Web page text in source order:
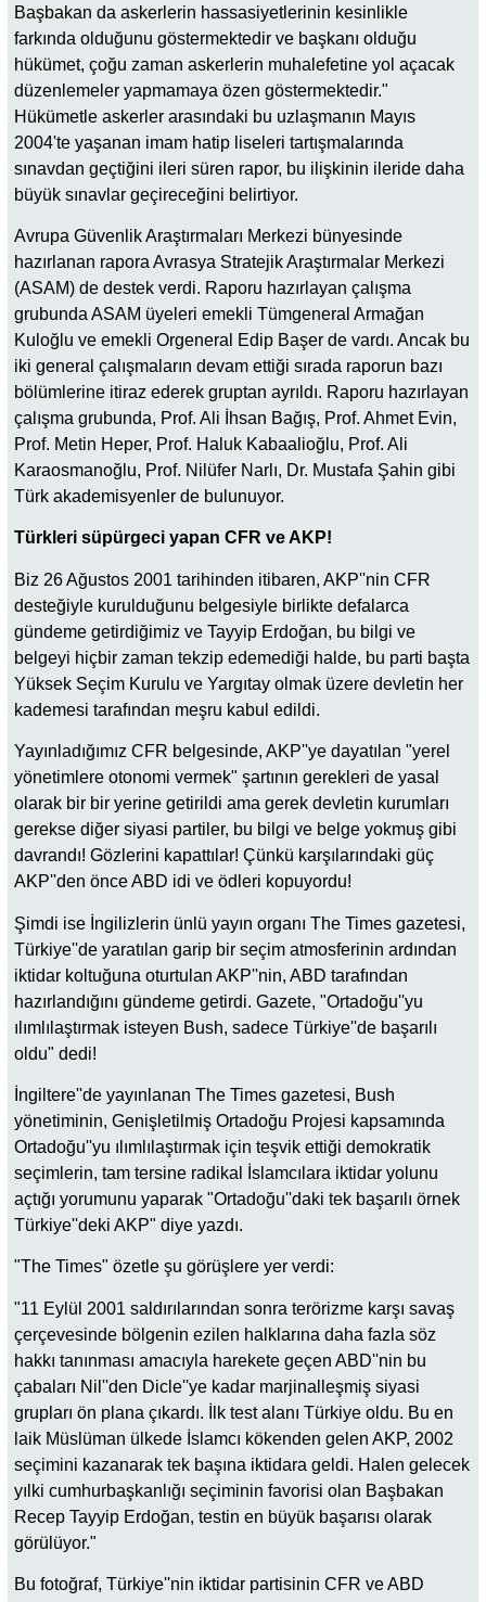
Başbakan da askerlerin hassasiyetlerinin kesinlikle
farkında olduğunu göstermektedir ve başkanı olduğu
hükümet, çoğu zaman askerlerin muhalefetine yol açacak
düzenlemeler yapmamaya özen göstermektedir."
Hükümetle askerler arasındaki bu uzlaşmanın Mayıs
2004'te yaşanan imam hatip liseleri tartışmalarında
sınavdan geçtiğini ileri süren rapor, bu ilişkinin ileride daha
büyük sınavlar geçireceğini belirtiyor.
Avrupa Güvenlik Araştırmaları Merkezi bünyesinde
hazırlanan rapora Avrasya Stratejik Araştırmalar Merkezi
(ASAM) de destek verdi. Raporu hazırlayan çalışma
grubunda ASAM üyeleri emekli Tümgeneral Armağan
Kuloğlu ve emekli Orgeneral Edip Başer de vardı. Ancak bu
iki general çalışmaların devam ettiği sırada raporun bazı
bölümlerine itiraz ederek gruptan ayrıldı. Raporu hazırlayan
çalışma grubunda, Prof. Ali İhsan Bağış, Prof. Ahmet Evin,
Prof. Metin Heper, Prof. Haluk Kabaalioğlu, Prof. Ali
Karaosmanoğlu, Prof. Nilüfer Narlı, Dr. Mustafa Şahin gibi
Türk akademisyenler de bulunuyor.
Türkleri süpürgeci yapan CFR ve AKP!
Biz 26 Ağustos 2001 tarihinden itibaren, AKP''nin CFR
desteğiyle kurulduğunu belgesiyle birlikte defalarca
gündeme getirdiğimiz ve Tayyip Erdoğan, bu bilgi ve
belgeyi hiçbir zaman tekzip edemediği halde, bu parti başta
Yüksek Seçim Kurulu ve Yargıtay olmak üzere devletin her
kademesi tarafından meşru kabul edildi.
Yayınladığımız CFR belgesinde, AKP''ye dayatılan "yerel
yönetimlere otonomi vermek" şartının gerekleri de yasal
olarak bir bir yerine getirildi ama gerek devletin kurumları
gerekse diğer siyasi partiler, bu bilgi ve belge yokmuş gibi
davrandı! Gözlerini kapattılar! Çünkü karşılarındaki güç
AKP''den önce ABD idi ve ödleri kopuyordu!
Şimdi ise İngilizlerin ünlü yayın organı The Times gazetesi,
Türkiye''de yaratılan garip bir seçim atmosferinin ardından
iktidar koltuğuna oturtulan AKP''nin, ABD tarafından
hazırlandığını gündeme getirdi. Gazete, "Ortadoğu''yu
ılımlılaştırmak isteyen Bush, sadece Türkiye''de başarılı
oldu" dedi!
İngiltere''de yayınlanan The Times gazetesi, Bush
yönetiminin, Genişletilmiş Ortadoğu Projesi kapsamında
Ortadoğu''yu ılımlılaştırmak için teşvik ettiği demokratik
seçimlerin, tam tersine radikal İslamcılara iktidar yolunu
açtığı yorumunu yaparak "Ortadoğu''daki tek başarılı örnek
Türkiye''deki AKP" diye yazdı.
"The Times" özetle şu görüşlere yer verdi:
"11 Eylül 2001 saldırılarından sonra terörizme karşı savaş
çerçevesinde bölgenin ezilen halklarına daha fazla söz
hakkı tanınması amacıyla harekete geçen ABD''nin bu
çabaları Nil''den Dicle''ye kadar marjinalleşmiş siyasi
grupları ön plana çıkardı. İlk test alanı Türkiye oldu. Bu en
laik Müslüman ülkede İslamcı kökenden gelen AKP, 2002
seçimini kazanarak tek başına iktidara geldi. Halen gelecek
yılki cumhurbaşkanlığı seçiminin favorisi olan Başbakan
Recep Tayyip Erdoğan, testin en büyük başarısı olarak
görülüyor."
Bu fotoğraf, Türkiye''nin iktidar partisinin CFR ve ABD